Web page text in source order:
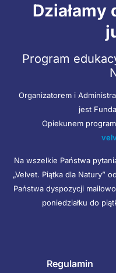
Działamy
Program
Organizatorem i
jest
Opiekunem
Na wszelkie Państwa
„Velvet. Piątka dla Natury”
Państwa dyspozycji
poniedziałku do
Regulamin